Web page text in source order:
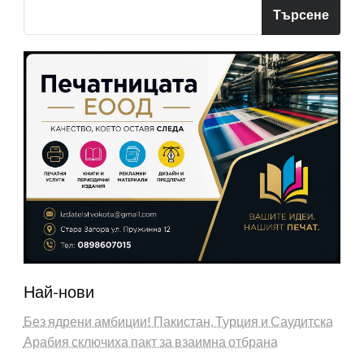
Търсене
Най-нови
Без ядрени амбиции! Пакистан, Турция и Саудитска
Арабия сключиха пакт за взаимна отбрана